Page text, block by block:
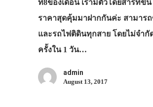
ที่8ของเดือน เรามีตั๋วโดยสารที่ขึ้
ราคาสุดคุ้มมาฝากกันค่ะ สามาร
และรถไฟติดินทุกสาย โดยไม่จำกั
ครั้งใน 1 วัน…
admin
August 13, 2017